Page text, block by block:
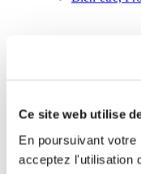
Ce site web utilise
En poursuivant
acceptez l'utilisation